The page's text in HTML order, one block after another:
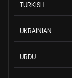
TURKISH
UKRAINIAN
URDU